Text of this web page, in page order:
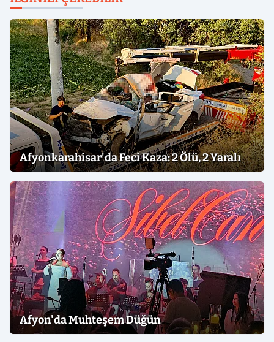
Afyonkarahisar'da Feci Kaza: 2 Ölü, 2 Yaralı
Afyon'da Muhteşem Düğün